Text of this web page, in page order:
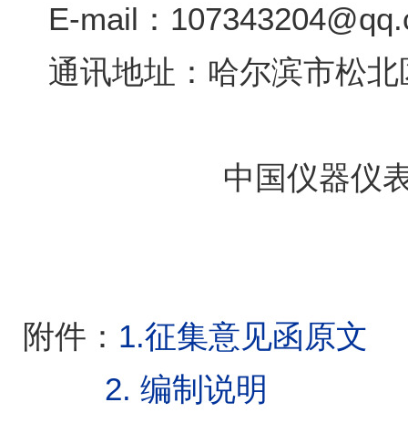
E-mail ：
通讯地址：哈尔滨市松
中国仪器仪
附件： 1.征集意见函原文
2. 编制说明